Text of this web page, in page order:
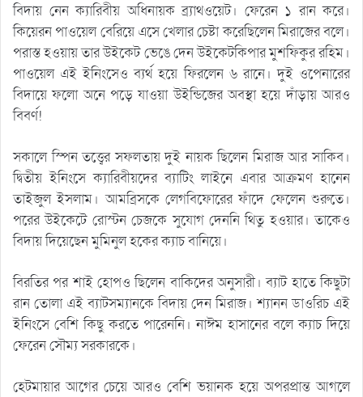
বিদায় নেন ক্যারিবীয় অধিনায়ক ব্র্যাথওয়েট। ফেরেন ১ রান করে।
কিয়েরন পাওয়েল বেরিয়ে এসে খেলার চেষ্টা করেছিলেন মিরাজের বলে।
পরাস্ত হওয়ায় তার উইকেট ভেঙে দেন উইকেটকিপার মুশফিকুর রহিম।
পাওয়েল এই ইনিংসেও ব্যর্থ হয়ে ফিরলেন ৬ রানে। দুই ওপেনারের
বিদায়ে ফলো অনে পড়ে যাওয়া উইন্ডিজের অবস্থা হয়ে দাঁড়ায় আরও
বিবর্ণ!
সকালে স্পিন তত্ত্বের সফলতায় দুই নায়ক ছিলেন মিরাজ আর সাকিব।
দ্বিতীয় ইনিংসে ক্যারিবীয়দের ব্যাটিং লাইনে এবার আক্রমণ হানেন
তাইজুল ইসলাম। আমব্রিসকে লেগবিফোরের ফাঁদে ফেলেন শুরুতে।
পরের উইকেটে রোস্টন চেজকে সুযোগ দেননি থিতু হওয়ার। তাকেও
বিদায় দিয়েছেন মুমিনুল হকের ক্যাচ বানিয়ে।
বিরতির পর শাই হোপও ছিলেন বাকিদের অনুসারী। ব্যাট হাতে কিছুটা
রান তোলা এই ব্যাটসম্যানকে বিদায় দেন মিরাজ। শ্যানন ডাওরিচ এই
ইনিংসে বেশি কিছু করতে পারেননি। নাঈম হাসানের বলে ক্যাচ দিয়ে
ফেরেন সৌম্য সরকারকে।
হেটমায়ার আগের চেয়ে আরও বেশি ভয়ানক হয়ে অপরপ্রান্ত আগলে